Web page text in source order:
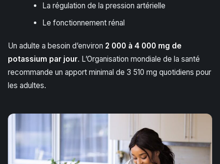
La régulation de la pression artérielle
Le fonctionnement rénal
Un adulte a besoin d’environ 2 000 à 4 000 mg de
potassium par jour. L’Organisation mondiale de la santé
recommande un apport minimal de 3 510 mg quotidiens pour
les adultes.